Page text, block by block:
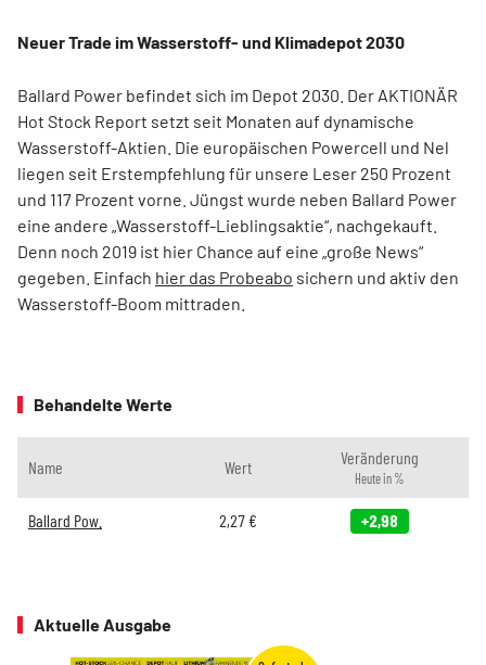
Neuer Trade im Wasserstoff- und Klimadepot 2030
Ballard Power befindet sich im Depot 2030. Der AKTIONÄR
Hot Stock Report setzt seit Monaten auf dynamische
Wasserstoff-Aktien. Die europäischen Powercell und Nel
liegen seit Erstempfehlung für unsere Leser 250 Prozent
und 117 Prozent vorne. Jüngst wurde neben Ballard Power
eine andere „Wasserstoff-Lieblingsaktie“, nachgekauft.
Denn noch 2019 ist hier Chance auf eine „große News“
gegeben. Einfach hier das Probeabo sichern und aktiv den
Wasserstoff-Boom mittraden.
Behandelte Werte
Name Wert Veränderung
Heute in %
Ballard Pow. 2,27 € +2,98
Aktuelle Ausgabe